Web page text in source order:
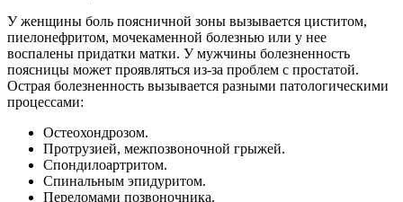
У женщины боль поясничной зоны вызывается циститом,
пиелонефритом, мочекаменной болезнью или у нее
воспалены придатки матки. У мужчины болезненность
поясницы может проявляться из-за проблем с простатой.
Острая болезненность вызывается разными патологическими
процессами:
Остеохондрозом.
Протрузией, межпозвоночной грыжей.
Спондилоартритом.
Спинальным эпидуритом.
Переломами позвоночника.